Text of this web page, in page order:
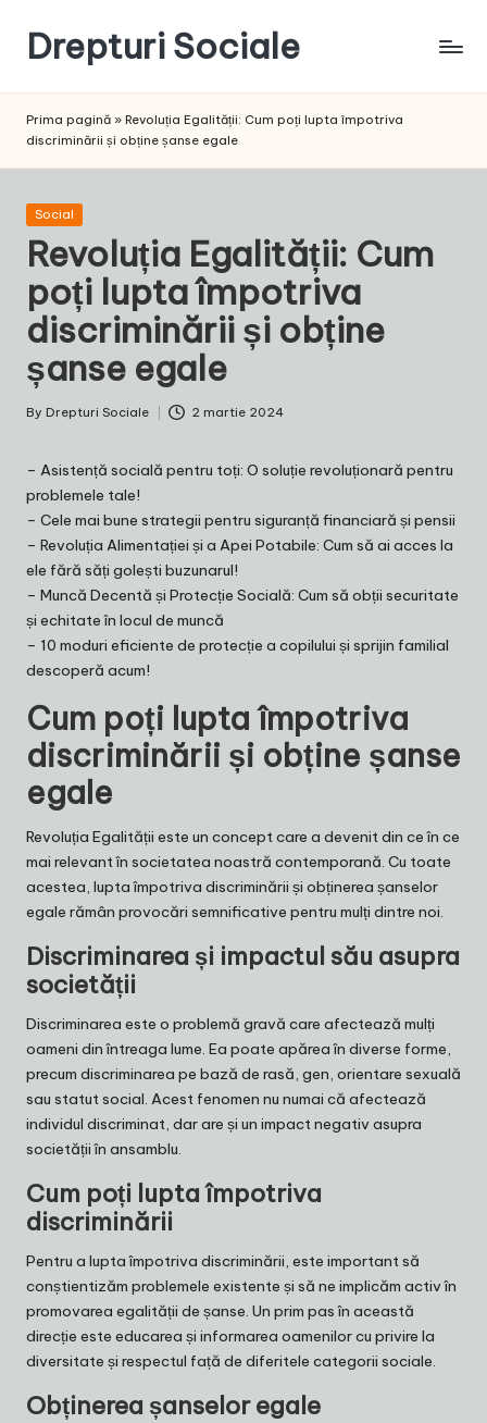
content
Drepturi Sociale
Sociale:
Schimbarea
Noastră!
Prima pagină » Revoluția Egalității: Cum poți lupta împotriva
discriminării și obține șanse egale
Posted
Social
Revoluția Egalității: Cum
poți lupta împotriva
discriminării și obține
șanse egale
Posted
By Drepturi Sociale 2 martie 2024
– Asistență socială pentru toți: O soluție revoluționară pentru
problemele tale!
– Cele mai bune strategii pentru siguranță financiară și pensii
– Revoluția Alimentației și a Apei Potabile: Cum să ai acces la
ele fără săți golești buzunarul!
– Muncă Decentă și Protecție Socială: Cum să obții securitate
și echitate în locul de muncă
– 10 moduri eficiente de protecție a copilului și sprijin familial
descoperă acum!
Cum poți lupta împotriva
discriminării și obține șanse
egale
Revoluția Egalității este un concept care a devenit din ce în ce
mai relevant în societatea noastră contemporană. Cu toate
acestea, lupta împotriva discriminării și obținerea șanselor
egale rămân provocări semnificative pentru mulți dintre noi.
Discriminarea și impactul său asupra
societății
Discriminarea este o problemă gravă care afectează mulți
oameni din întreaga lume. Ea poate apărea în diverse forme,
precum discriminarea pe bază de rasă, gen, orientare sexuală
sau statut social. Acest fenomen nu numai că afectează
individul discriminat, dar are și un impact negativ asupra
societății în ansamblu.
Cum poți lupta împotriva
discriminării
Pentru a lupta împotriva discriminării, este important să
conștientizăm problemele existente și să ne implicăm activ în
promovarea egalității de șanse. Un prim pas în această
direcție este educarea și informarea oamenilor cu privire la
diversitate și respectul față de diferitele categorii sociale.
Obținerea șanselor egale